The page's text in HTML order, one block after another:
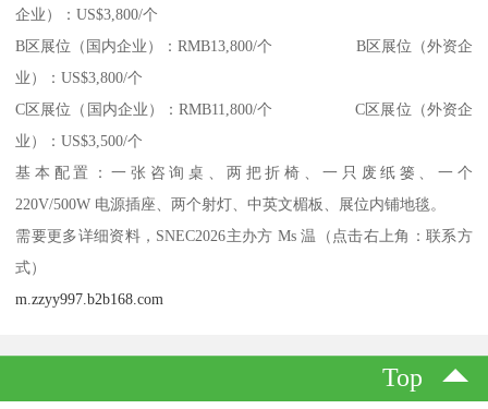
企业）：US$3,800/个
B区展位（国内企业）：RMB13,800/个 B区展位（外资企
业）：US$3,800/个
C区展位（国内企业）：RMB11,800/个 C区展位（外资企
业）：US$3,500/个
基本配置：一张咨询桌、两把折椅、一只废纸篓、一个
220V/500W 电源插座、两个射灯、中英文楣板、展位内铺地毯。
需要更多详细资料，SNEC2026主办方 Ms 温（点击右上角：联系方
式）
m.zzyy997.b2b168.com
Top